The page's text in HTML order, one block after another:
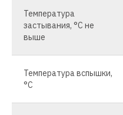
Температура
застывания, °C не
выше
Температура вспышки,
°C